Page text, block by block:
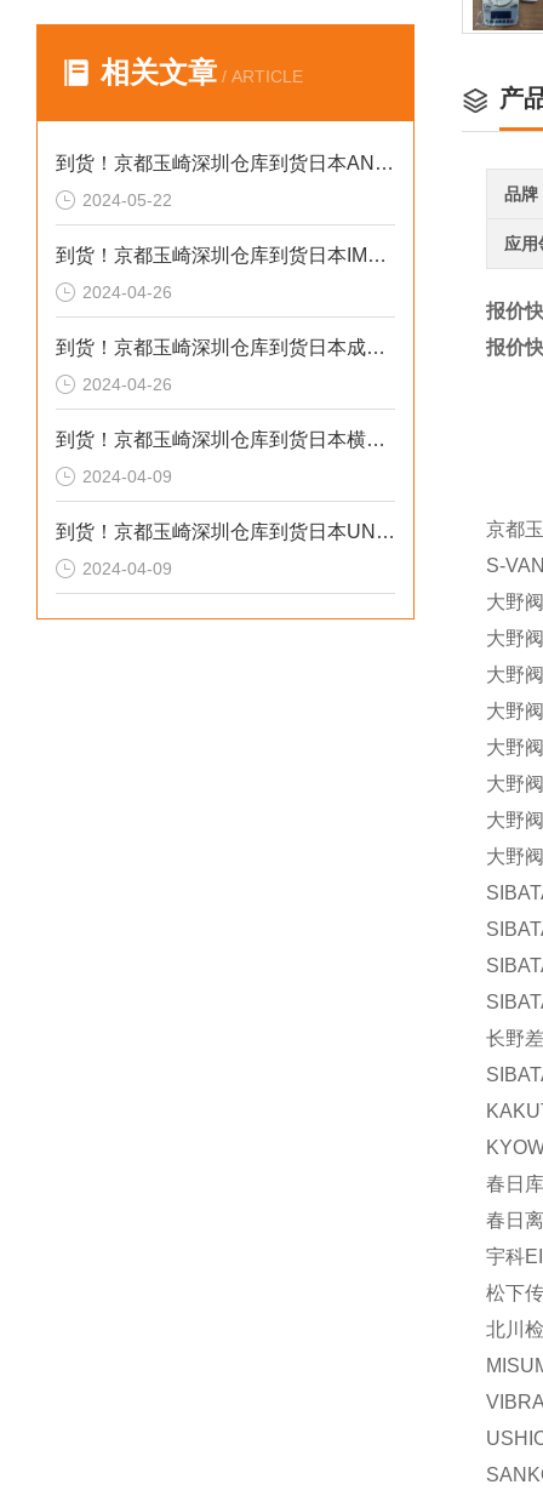
相关文章 / ARTICLE
到货！京都玉崎深圳仓库到货日本AND 电子秤HV-60KCEP
2024-05-22
到货！京都玉崎深圳仓库到货日本IMADA 推拉力计 DST-20N
2024-04-26
到货！京都玉崎深圳仓库到货日本成茂锻针仪MF2
2024-04-26
到货！京都玉崎深圳仓库到货日本横河 电导率仪传感器 SC8SG-R31-T-305-P1-A
2024-04-09
到货！京都玉崎深圳仓库到货日本UNITTA音波式皮带张力计U-550替换U-508
2024-04-09
产
品牌
应用
报价
报价
京都
S-
大野
大野
大野
大野
大野
大野
大野
大野
长野
春日
春日
宇科
松下
北川